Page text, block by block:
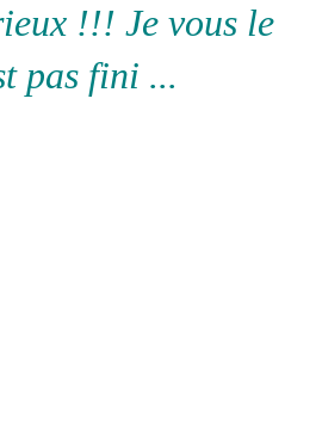
!!! Je vous le
pas fini ...